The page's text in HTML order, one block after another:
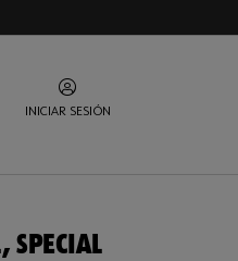
INICIAR SESIÓN
SPECIAL